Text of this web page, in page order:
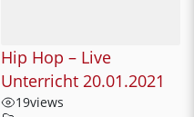
Hip Hop – Live
Unterricht 20.01.2021
19views